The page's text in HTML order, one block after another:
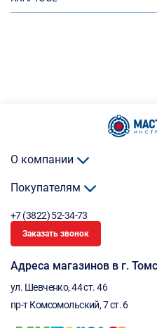
О компании
Покупателям
+7 (3822) 52-34-73
Заказать звонок
Адреса магазинов в г.
ул. Шевченко, 44 ст. 46
пр-т Комсомольский, 7 ст. 6